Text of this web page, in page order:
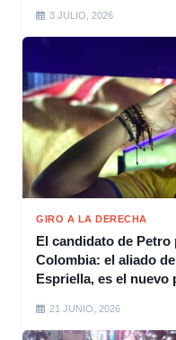
3 JULIO, 2026
GIRO A LA DERECHA
El candidato de
Colombia: el aliado
Espriella, es el nuevo
21 JUNIO, 2026